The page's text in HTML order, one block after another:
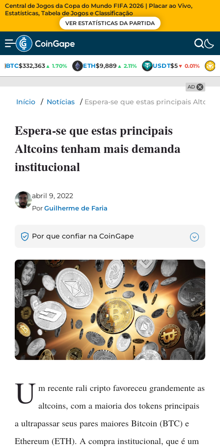
Central de Jogos da Copa do Mundo FIFA 2026 | Placar ao Vivo,
Estatísticas, Tabela de Jogos e Classificação
VER ESTATÍSTICAS DA PARTIDA
BTC$332,363▲ 1.70% ETH$9,889▲ 2.11% USDT$5▼ 0.01%
AD
Início / Notícias / Espera-se que estas principais
Espera-se que estas principais
Altcoins tenham mais demanda
institucional
abril 9, 2022
PorGuilherme de Faria
Por que confiar na CoinGape
U m recente rali cripto favoreceu grandemente as
altcoins, com a maioria dos tokens principais
a ultrapassar seus pares maiores Bitcoin (BTC) e
Ethereum (ETH). A compra institucional, que é um